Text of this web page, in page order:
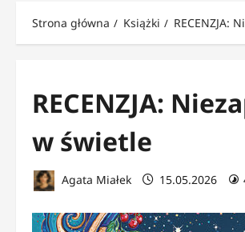
Strona główna Książki RECENZJA:
RECENZJA:
w świetle
Agata Miałek 15.05.2026